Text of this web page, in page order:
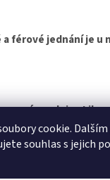
cookie.
souhlas s jejich
k
p
i
s
u
férové jednání je u
prodejna